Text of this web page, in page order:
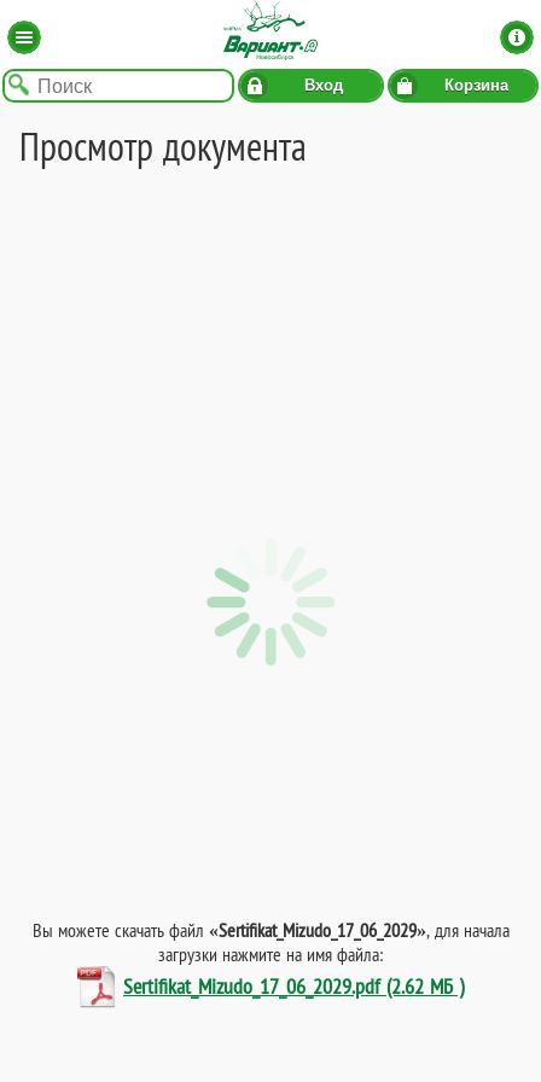
Вход Корзина
Просмотр документа
Вы можете скачать файл «Sertifikat_Mizudo_17_06_2029», для начала
загрузки нажмите на имя файла:
Sertifikat_Mizudo_17_06_2029.pdf (2.62 МБ )